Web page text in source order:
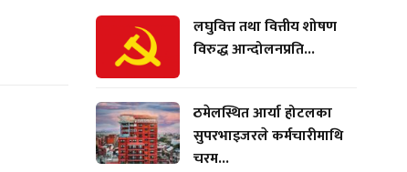
लघुवित्त तथा वित्तीय शोषण
विरुद्ध आन्दोलनप्रति...
ठमेलस्थित आर्या होटलका
सुपरभाइजरले कर्मचारीमाथि
चरम...